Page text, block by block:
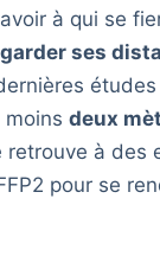
à qui se
garder ses
moinsdeux
retrouve à des
pour se